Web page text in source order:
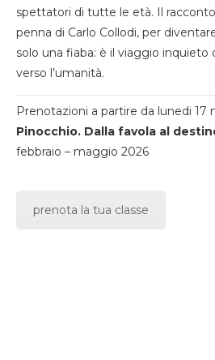
spettatori di tutte le età. Il racconto
penna di Carlo Collodi, per
solo una fiaba: è il viaggio inquieto
verso l’umanità.
Prenotazioni a partire da lunedi 17
Pinocchio. Dalla favola al
febbraio – maggio 2026
prenota la tua classe